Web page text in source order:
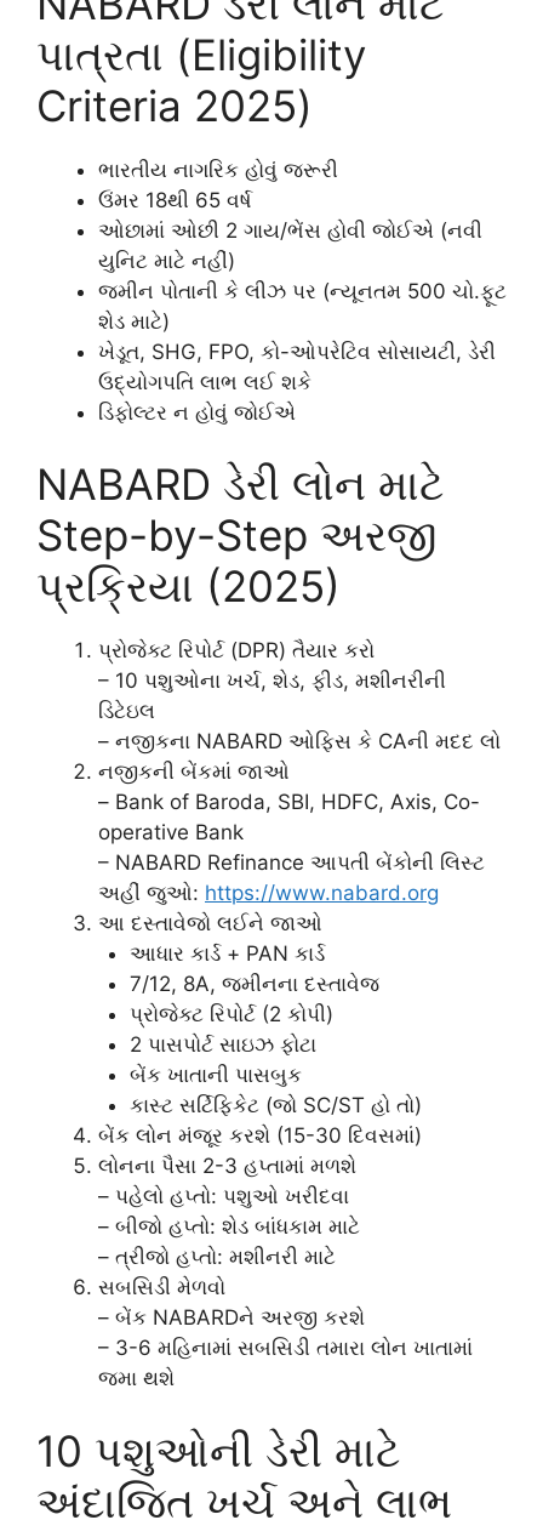
પાત્રતા (Eligibility
Criteria 2025)
ભારતીય નાગરિક હોવું જરૂરી
ઉંમર 18થી 65 વર્ષ
ઓછામાં ઓછી 2 ગાય/ભેંસ હોવી જોઈએ (નવી
યુનિટ માટે નહીં)
જમીન પોતાની કે લીઝ પર (ન્યૂનતમ 500 ચો.ફૂટ
શેડ માટે)
ખેડૂત, SHG, FPO, કો-ઓપરેટિવ સોસાયટી, ડેરી
ઉદ્યોગપતિ લાભ લઈ શકે
ડિફોલ્ટર ન હોવું જોઈએ
NABARD ડેરી લોન માટે
Step-by-Step અરજી
પ્રક્રિયા (2025)
પ્રોજેક્ટ રિપોર્ટ (DPR) તૈયાર કરો
– 10 પશુઓના ખર્ચ, શેડ, ફીડ, મશીનરીની
ડિટેઇલ
– નજીકના NABARD ઓફિસ કે CAની મદદ લો
નજીકની બેંકમાં જાઓ
– Bank of Baroda, SBI, HDFC, Axis, Co-
operative Bank
– NABARD Refinance આપતી બેંકોની લિસ્ટ
અહીં જુઓ: https://www.nabard.org
આ દસ્તાવેજો લઈને જાઓ
આધાર કાર્ડ + PAN કાર્ડ
7/12, 8A, જમીનના દસ્તાવેજ
પ્રોજેક્ટ રિપોર્ટ (2 કોપી)
2 પાસપોર્ટ સાઇઝ ફોટા
બેંક ખાતાની પાસબુક
કાસ્ટ સર્ટિફિકેટ (જો SC/ST હો તો)
બેંક લોન મંજૂર કરશે (15-30 દિવસમાં)
લોનના પૈસા 2-3 હપ્તામાં મળશે
– પહેલો હપ્તો: પશુઓ ખરીદવા
– બીજો હપ્તો: શેડ બાંધકામ માટે
– ત્રીજો હપ્તો: મશીનરી માટે
સબસિડી મેળવો
– બેંક NABARDને અરજી કરશે
– 3-6 મહિનામાં સબસિડી તમારા લોન ખાતામાં
જમા થશે
10 પશુઓની ડેરી માટે
અંદાજિત ખર્ચ અને લાભ